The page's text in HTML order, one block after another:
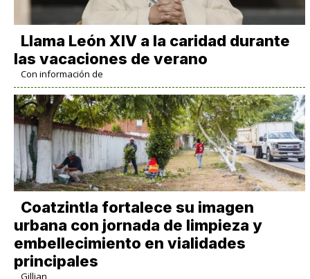
Llama León XIV a la caridad durante
las vacaciones de verano
Con información de
Coatzintla fortalece su imagen
urbana con jornada de limpieza y
embellecimiento en vialidades
principales
Gillian